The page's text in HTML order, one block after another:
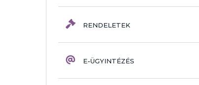
RENDELETEK
E-ÜGYINTÉZÉS